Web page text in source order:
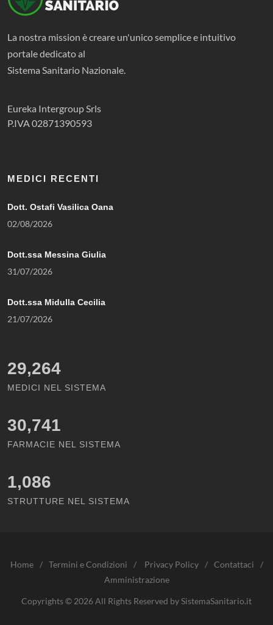
La nostra mission è creare un'unico semplice e intuitivo
portale dedicato al
Sistema Sanitario Nazionale.
Eureka Intergroup Srls
P.IVA 02871390593
MEDICI RECENTI
Dott. Ostafi Vasilica Oana
02/08/2026
Dott.ssa Messina Giulia
31/07/2026
Dott.ssa Midulla Cecilia
21/07/2026
29,264
MEDICI NEL SISTEMA
30,741
FARMACIE NEL SISTEMA
1,086
STRUTTURE NEL SISTEMA
Home / Termini e Condizioni / Privacy Policy / Contattaci
/
Amministrazione
Copyrights © 2026 All Rights Reserved by SistemaSanitario.it